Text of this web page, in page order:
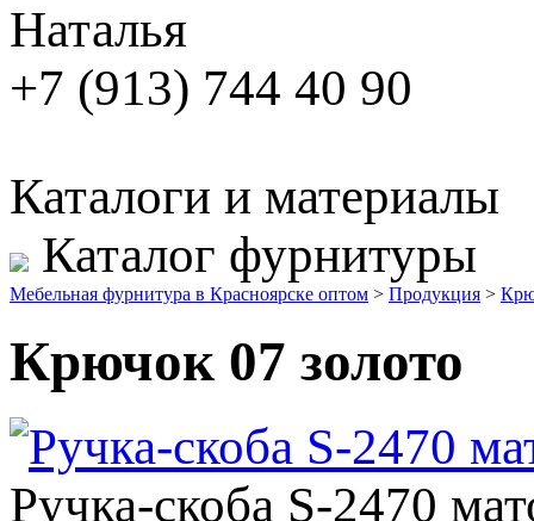
Наталья
+7 (913) 744 40 90
Каталоги и материалы
Каталог фурнитуры
Мебельная фурнитура в Красноярске оптом > Продукция >
Крючок 07 золото
Ручка-скоба S-2470